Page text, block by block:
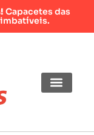
Capacetes das